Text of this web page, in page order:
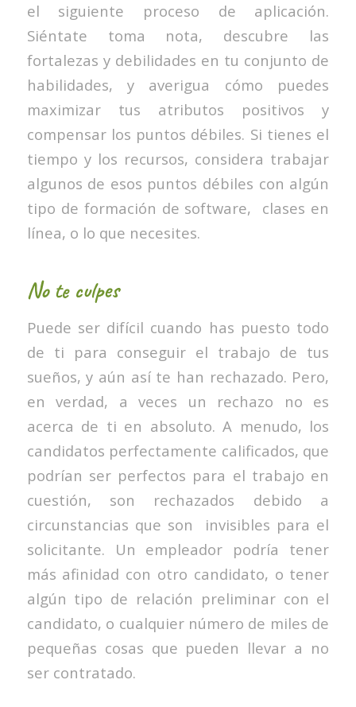
el siguiente proceso de aplicación.
Siéntate toma nota, descubre las
fortalezas y debilidades en tu conjunto de
habilidades, y averigua cómo puedes
maximizar tus atributos positivos y
compensar los puntos débiles. Si tienes el
tiempo y los recursos, considera trabajar
algunos de esos puntos débiles con algún
tipo de formación de software, clases en
línea, o lo que necesites.
No te culpes
Puede ser difícil cuando has puesto todo
de ti para conseguir el trabajo de tus
sueños, y aún así te han rechazado. Pero,
en verdad, a veces un rechazo no es
acerca de ti en absoluto. A menudo, los
candidatos perfectamente calificados, que
podrían ser perfectos para el trabajo en
cuestión, son rechazados debido a
circunstancias que son invisibles para el
solicitante. Un empleador podría tener
más afinidad con otro candidato, o tener
algún tipo de relación preliminar con el
candidato, o cualquier número de miles de
pequeñas cosas que pueden llevar a no
ser contratado.